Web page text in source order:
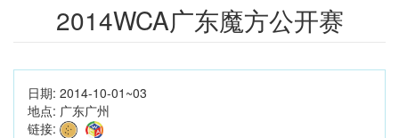
2014WCA广东魔方公开赛
日期: 2014-10-01~03
地点: 广东广州
链接: